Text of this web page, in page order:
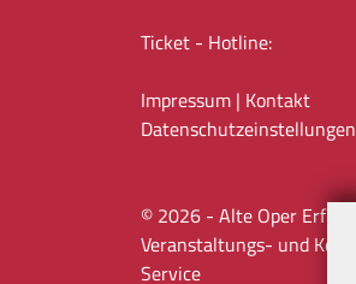
Ticket - Hotline:
Impressum | Kontakt
Datenschutz­einstellungen
© 2026 - Alte Oper Erfurt
Veranstaltungs- und
Service